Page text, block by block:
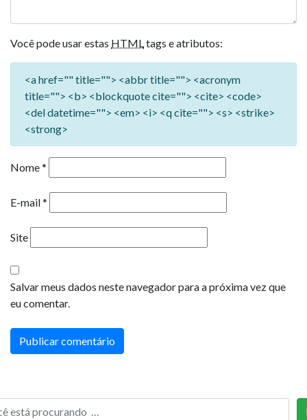
Você pode usar estas HTMLtags e atributos:
<a href="" title=""> <abbr title=""> <acronym
title=""> <b> <blockquote cite=""> <cite> <code>
<del datetime=""> <em> <i> <q cite=""> <s> <strike>
<strong>
Nome*
E-mail*
Site
Salvar meus dados neste navegador para a próxima vez que
eu comentar.